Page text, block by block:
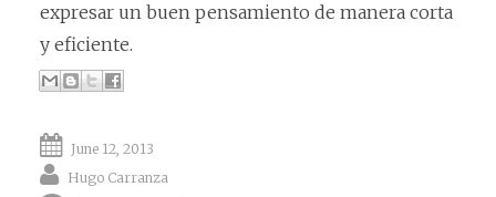
expresar un buen pensamiento de manera corta
y eficiente.
June 12, 2013
Hugo Carranza